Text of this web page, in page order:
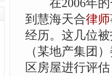
在2006年的
到慧海天合律师
经历。这几位
（某地产集团
区房屋进行评